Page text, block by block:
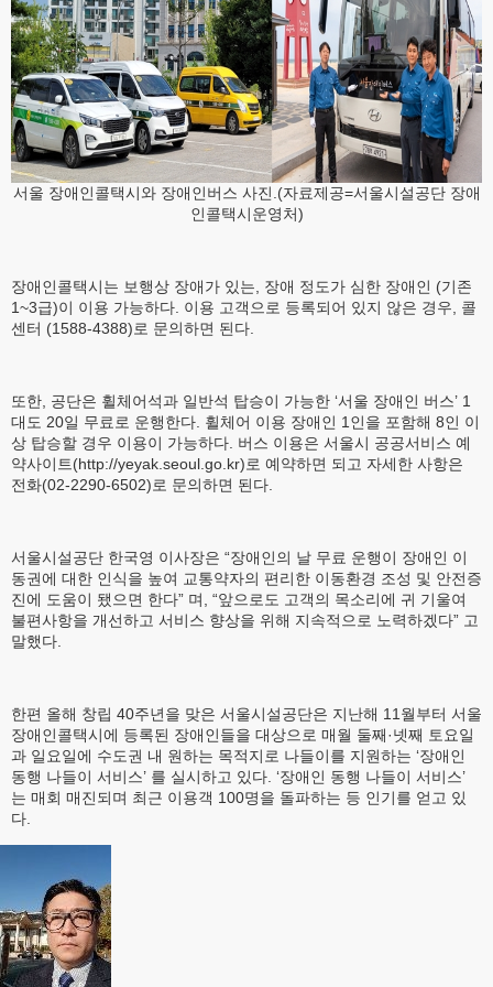
서울 장애인콜택시와 장애인버스 사진.(자료제공=서울시설공단 장애
인콜택시운영처)
장애인콜택시는 보행상 장애가 있는, 장애 정도가 심한 장애인 (기존
1~3급)이 이용 가능하다. 이용 고객으로 등록되어 있지 않은 경우, 콜
센터 (1588-4388)로 문의하면 된다.
또한, 공단은 휠체어석과 일반석 탑승이 가능한 ‘서울 장애인 버스’ 1
대도 20일 무료로 운행한다. 휠체어 이용 장애인 1인을 포함해 8인 이
상 탑승할 경우 이용이 가능하다. 버스 이용은 서울시 공공서비스 예
약사이트(http://yeyak.seoul.go.kr)로 예약하면 되고 자세한 사항은
전화(02-2290-6502)로 문의하면 된다.
서울시설공단 한국영 이사장은 “장애인의 날 무료 운행이 장애인 이
동권에 대한 인식을 높여 교통약자의 편리한 이동환경 조성 및 안전증
진에 도움이 됐으면 한다” 며, “앞으로도 고객의 목소리에 귀 기울여
불편사항을 개선하고 서비스 향상을 위해 지속적으로 노력하겠다” 고
말했다.
한편 올해 창립 40주년을 맞은 서울시설공단은 지난해 11월부터 서울
장애인콜택시에 등록된 장애인들을 대상으로 매월 둘째·넷째 토요일
과 일요일에 수도권 내 원하는 목적지로 나들이를 지원하는 ‘장애인
동행 나들이 서비스’ 를 실시하고 있다. ‘장애인 동행 나들이 서비스’
는 매회 매진되며 최근 이용객 100명을 돌파하는 등 인기를 얻고 있
다.